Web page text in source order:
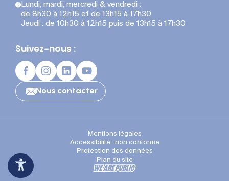
Lundi, mardi, mercredi & vendredi :
de 8h30 à 12h15 et de 13h15 à 17h30
Jeudi : de 10h30 à 12h15 puis de 13h15 à 17h30
Suivez-nous :
Nous contacter
Mentions légales
Accessibilité : non conforme
Protection des données
Plan du site